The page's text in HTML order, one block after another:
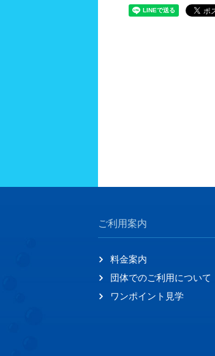
ご利用案内
料金案内
団体でのご利用について
ワンポイント見学